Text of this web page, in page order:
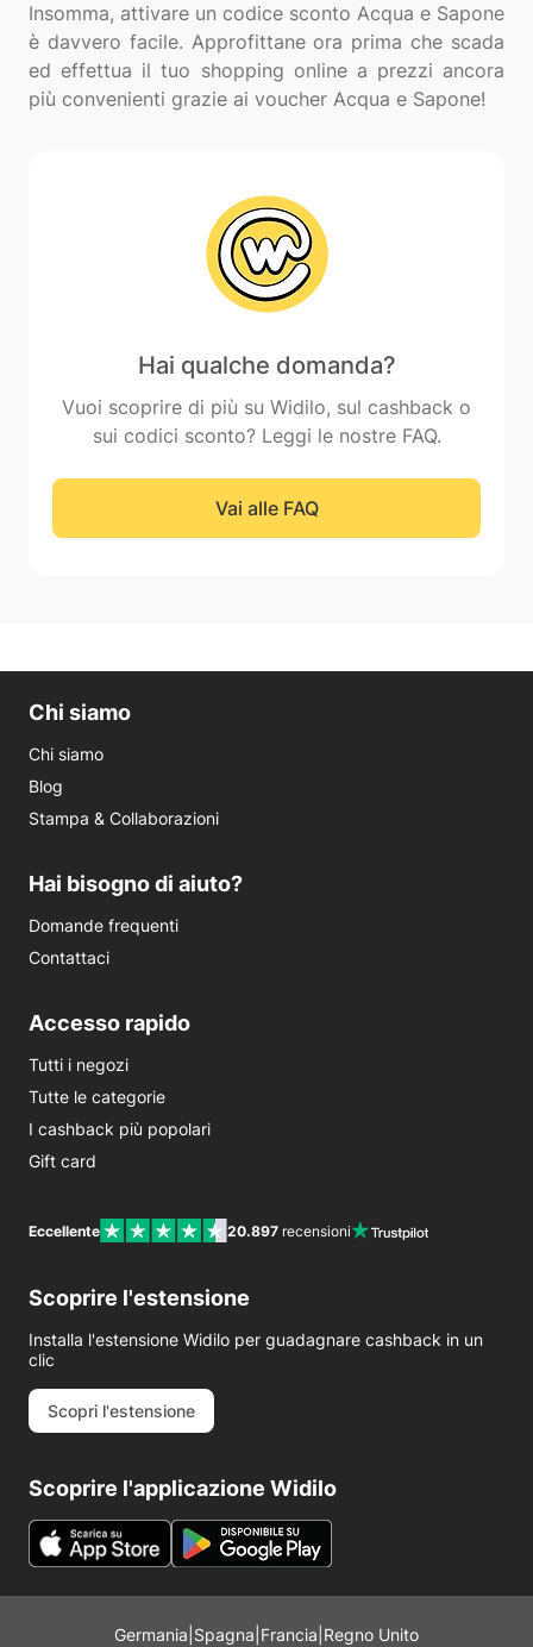
Insomma, attivare un codice sconto Acqua e Sapone
è davvero facile. Approfittane ora prima che scada
ed effettua il tuo shopping online a prezzi ancora
Hai qualche domanda?
Vuoi scoprire di più su Widilo, sul cashback o
sui codici sconto? Leggi le nostre FAQ.
Vai alle FAQ
Chi siamo
Chi siamo
Blog
Stampa & Collaborazioni
Hai bisogno di aiuto?
Domande frequenti
Contattaci
Accesso rapido
Tutti i negozi
Tutte le categorie
I cashback più popolari
Gift card
Eccellente 20.897 recensioni
Scoprire l'estensione
Installa l'estensione Widilo per guadagnare cashback in un
clic
Scopri l'estensione
Scoprire l'applicazione Widilo
Germania Spagna Francia Regno Unito